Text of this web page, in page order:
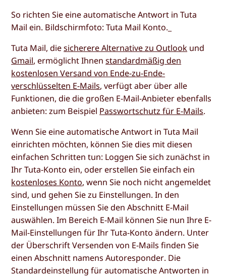
So richten Sie eine automatische Antwort in Tuta
Mail ein. Bildschirmfoto: Tuta Mail Konto._
Tuta Mail, diesicherere Alternative zu Outlook und
Gmail, ermöglicht Ihnenstandardmäßig den
kostenlosen Versand von Ende-zu-Ende-
verschlüsselten E-Mails, verfügt aber über alle
Funktionen, die die großen E-Mail-Anbieter ebenfalls
anbieten: zum Beispiel Passwortschutz für E-Mails.
Wenn Sie eine automatische Antwort in Tuta Mail
einrichten möchten, können Sie dies mit diesen
einfachen Schritten tun: Loggen Sie sich zunächst in
Ihr Tuta-Konto ein, oder erstellen Sie einfach ein
kostenloses Konto, wenn Sie noch nicht angemeldet
sind, und gehen Sie zu Einstellungen. In den
Einstellungen müssen Sie den Abschnitt E-Mail
auswählen. Im Bereich E-Mail können Sie nun Ihre E-
Mail-Einstellungen für Ihr Tuta-Konto ändern. Unter
der ÜberschriftVersenden von E-Mails finden Sie
einen Abschnitt namensAutoresponder. Die
Standardeinstellung für automatische Antworten in